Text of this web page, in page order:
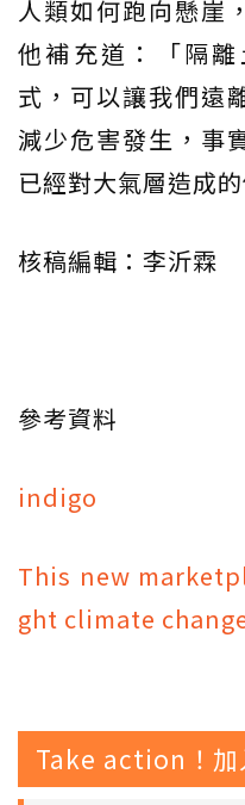
人類如何跑向懸崖
他補充道：「隔
式，可以讓我們遠
減少危害發生，事
已經對大氣層造成的
核稿編輯：李沂霖
參考資料
indigo
​This new
ght climate
Take action！加